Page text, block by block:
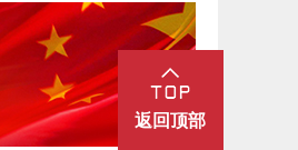
返回顶部